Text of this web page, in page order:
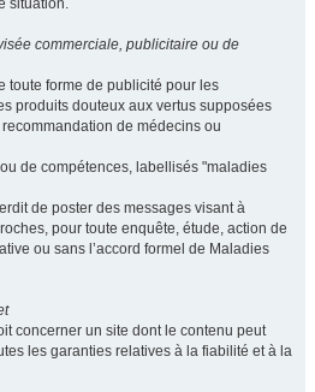
situation.
commerciale, publicitaire ou de
toute forme de publicité pour les
produits douteux aux vertus supposées
de médecins ou
de compétences, labellisés "maladies
de poster des messages visant à
pour toute enquête, étude, action de
ou sans l’accord formel de Maladies
concerner un site dont le contenu peut
les garanties relatives à la fiabilité et à la